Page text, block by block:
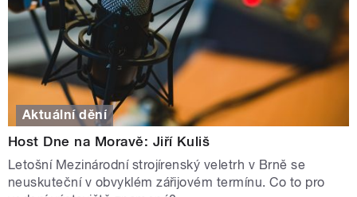
Aktuální dění
Host Dne na Moravě: Jiří Kuliš
Letošní Mezinárodní strojírenský veletrh v Brně se
neuskuteční v obvyklém zářijovém termínu. Co to pro